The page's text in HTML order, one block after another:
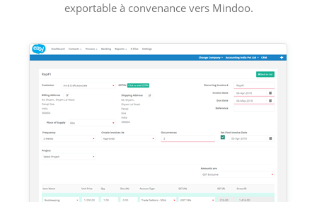
exportable à convenance vers Mindoo.